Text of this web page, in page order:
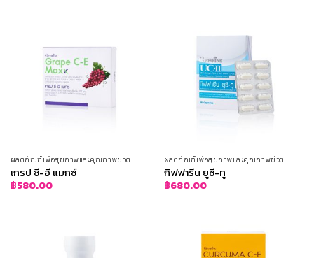
ผลิตภัณฑ์เพื่อสุขภาพและคุณภาพชีวิต
เกรป ซี-อี แมกซ์
฿580.00
ผลิตภัณฑ์เพื่อสุขภาพและคุณภาพชีวิต
กิฟฟารีน ยูซี-ทู
฿680.00